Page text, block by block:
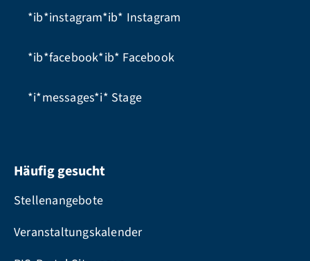
*ib*instagram*ib* Instagram
*ib*facebook*ib* Facebook
*i*messages*i* Stage
Häufig gesucht
Stellenangebote
Veranstaltungskalender